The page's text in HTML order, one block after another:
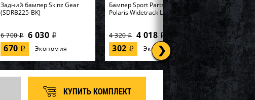
Задний бампер Skinz Gear
(SDRB225-BK)
6 700i 6 030 i
670 i Экономия
Бампер Sport Parts Inc. для
Polaris Widetrack LX SM-12358
4 320i 4 018 i
302 i Экономия
КУПИТЬ КОМПЛЕКТ